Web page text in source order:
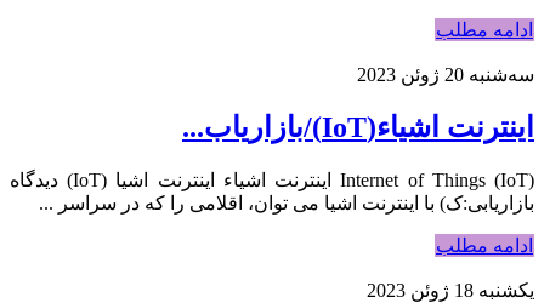
ادامه مطلب
سه‌شنبه 20 ژوئن 2023
اینترنت اشیاء(IoT)/بازاریاب...
Internet of Things (IoT) اینترنت اشیاء اینترنت اشیا (IoT) دیدگاه
بازاریابی:ک) با اینترنت اشیا می توان، اقلامی را که در سراسر ...
ادامه مطلب
یکشنبه 18 ژوئن 2023